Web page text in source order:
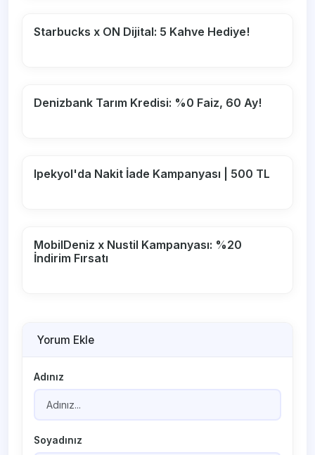
Starbucks x ON Dijital: 5 Kahve Hediye!
Denizbank Tarım Kredisi: %0 Faiz, 60 Ay!
Ipekyol'da Nakit İade Kampanyası | 500 TL
MobilDeniz x Nustil Kampanyası: %20
İndirim Fırsatı
Yorum Ekle
Adınız
Soyadınız